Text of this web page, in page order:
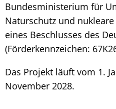
Bundesministerium für
Naturschutz und
eines Beschlusses des
(Förderkennzeichen:
Das Projekt läuft vom 1.
November 2028.